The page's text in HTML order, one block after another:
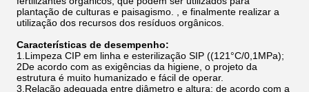
plantação de culturas e paisagismo. , e finalmente realizar a
utilização dos recursos dos resíduos orgânicos.
Características de desempenho:
1.Limpeza CIP em linha e esterilização SIP ((121°C/0,1MPa);
2De acordo com as exigências da higiene, o projeto da
estrutura é muito humanizado e fácil de operar.
3.Relação adequada entre diâmetro e altura; de acordo com a